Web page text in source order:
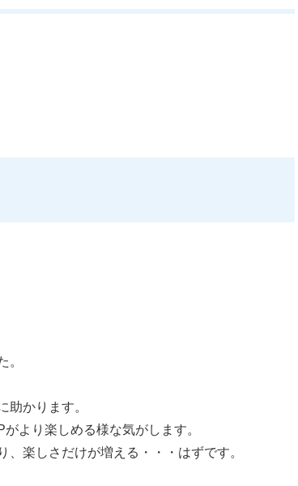
。
助かります。
より楽しめる様な気がします。
楽しさだけが増える・・・はずです。